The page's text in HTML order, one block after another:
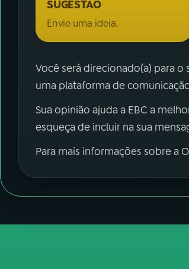
SUGESTÃO
Envie uma ideia.
Você será direcionado(a) para o
uma plataforma de
Sua opinião ajuda a EBC a
esqueça de incluir na sua
Para mais informações sobre a